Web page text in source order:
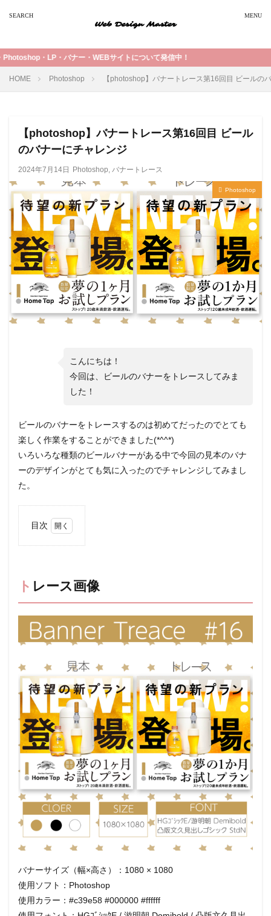
サイトについて発信中！
HOME Photoshop 【photoshop】バナートレース第16回目 ビールの
【photoshop】バナートレース第16回目 ビール
のバナーにチャレンジ
2024年7月14日 Photoshop, バナートレース
Photoshop
こんにちは！
今回は、ビールのバナーをトレースしてみま
した！
ビールのバナーをトレースするのは初めてだったのでとても
楽しく作業をすることができました(*^^*)
いろいろな種類のビールバナーがある中で今回の見本のバナ
ーのデザインがとても気に入ったのでチャレンジしてみまし
た。
目次
2
返り
2.1
スキ
ル
2.1.1
使用素
材
2.1.2
フォン
ト探し
気づ
き
2.2.1
多いデ
3
め
トレース画像
バナーサイズ（幅×高さ）：1080 × 1080
使用ソフト：Photoshop
使用カラー：#c39e58 #000000 #ffffff